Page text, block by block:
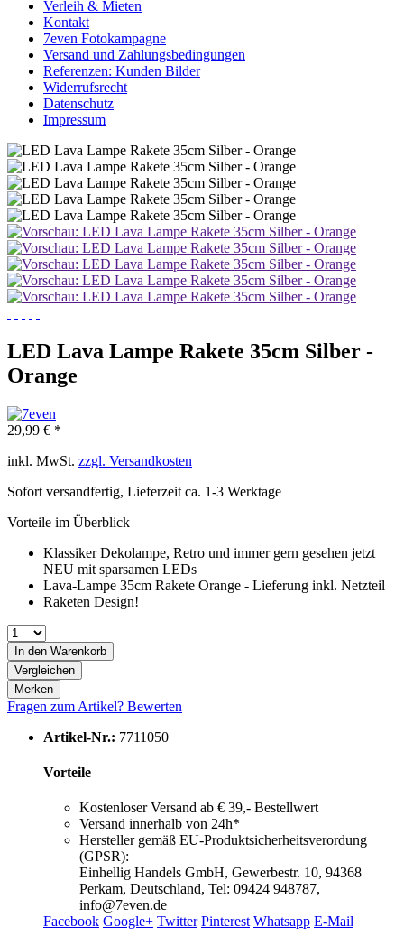
Verleih & Mieten
Kontakt
7even Fotokampagne
Versand und Zahlungsbedingungen
Referenzen: Kunden Bilder
Widerrufsrecht
Datenschutz
Impressum
LED Lava Lampe Rakete 35cm Silber -
Orange
29,99 € *
inkl. MwSt. zzgl. Versandkosten
Sofort versandfertig, Lieferzeit ca. 1-3 Werktage
Vorteile im Überblick
Klassiker Dekolampe, Retro und immer gern gesehen jetzt
NEU mit sparsamen LEDs
Lava-Lampe 35cm Rakete Orange - Lieferung inkl. Netzteil
Raketen Design!
In den Warenkorb
Vergleichen
Merken
Fragen zum Artikel? Bewerten
Artikel-Nr.: 7711050
Vorteile
Kostenloser Versand ab € 39,- Bestellwert
Versand innerhalb von 24h*
Hersteller gemäß EU-Produktsicherheitsverordung
(GPSR):
Einhellig Handels GmbH, Gewerbestr. 10, 94368
Perkam, Deutschland, Tel: 09424 948787,
info@7even.de
Facebook Google+ Twitter Pinterest Whatsapp E-Mail